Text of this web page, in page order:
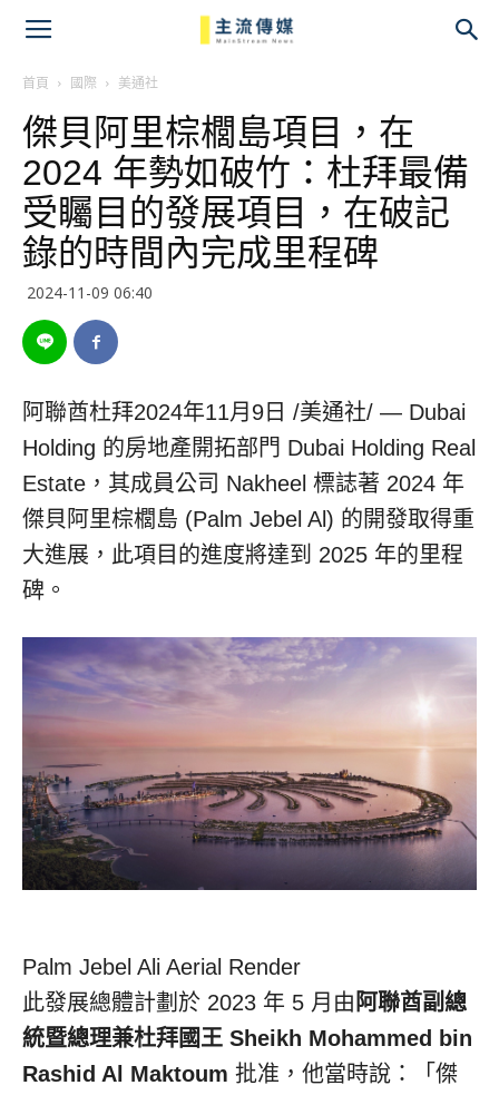
首頁 國際 美通社
傑貝阿里棕櫚島項目，在
2024 年勢如破竹：杜拜最備
受矚目的發展項目，在破記
錄的時間內完成里程碑
2024-11-09 06:40
阿聯酋杜拜2024年11月9日 /美通社/ — Dubai
Holding 的房地產開拓部門 Dubai Holding Real
Estate，其成員公司 Nakheel 標誌著 2024 年
傑貝阿里棕櫚島 (Palm Jebel Al) 的開發取得重
大進展，此項目的進度將達到 2025 年的里程
碑。
Palm Jebel Ali Aerial Render
此發展總體計劃於 2023 年 5 月由 阿聯酋副總
統暨總理兼杜拜國王 Sheikh Mohammed bin
Rashid Al Maktoum 批准，他當時說：「傑